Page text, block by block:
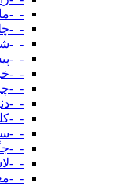
-_-
-_-
-_-
-_-
-_-
-_-
-_-
-_-
-_-
-_-
-_-
-_-